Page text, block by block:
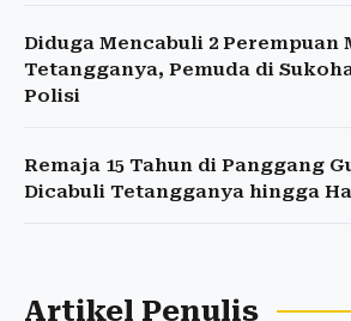
Diduga Mencabuli 2 Perempuan
Tetangganya, Pemuda di
Polisi
Remaja 15 Tahun di Panggang
Dicabuli Tetangganya hingga
Artikel Penulis